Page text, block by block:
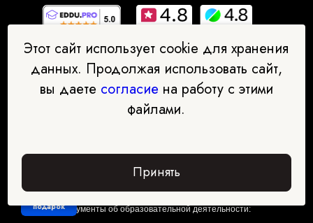
подарок
профессионального образования"
ИНН: 7734432085 ОГРН: 1197746745635
Документы об образовательной деятельности:
Этот сайт использует cookie для хранения
данных. Продолжая использовать сайт,
вы даете согласие на работу с этими
файлами.
Принять